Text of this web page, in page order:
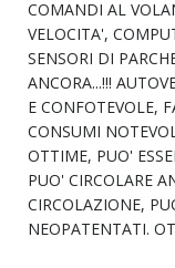
COMANDI AL
VELOCITA',
SENSORI DI
ANCORA...!!!
E CONFOTEVOLE,
CONSUMI
OTTIME, PUO'
PUO' CIRCOLARE
CIRCOLAZIONE,
NEOPATENTATI.